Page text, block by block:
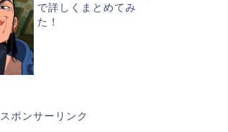
で詳しくまとめてみ
た！
スポンサーリンク